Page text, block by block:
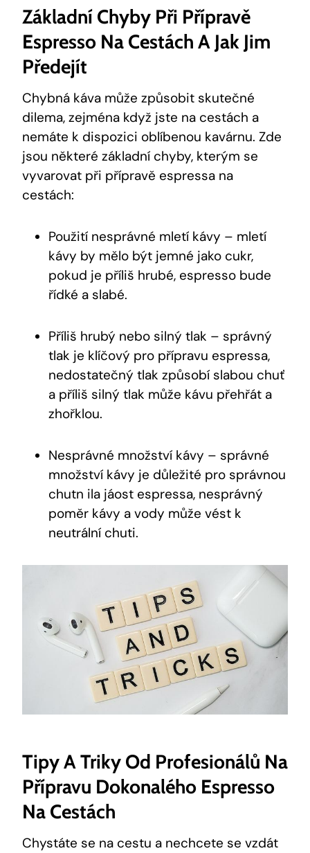
Základní Chyby Při Přípravě
Espresso Na Cestách A Jak Jim
Předejít
Chybná káva může způsobit skutečné
dilema, zejména když jste na cestách a
nemáte k dispozici oblíbenou kavárnu. Zde
jsou některé základní chyby, kterým se
vyvarovat při přípravě espressa na
cestách:
Použití nesprávné mletí kávy – mletí
kávy by mělo být jemné jako cukr,
pokud je příliš hrubé, espresso bude
řídké a slabé.
Příliš hrubý nebo silný tlak – správný
tlak je klíčový pro přípravu espressa,
nedostatečný tlak způsobí slabou chuť
a příliš silný tlak může kávu přehřát a
zhořklou.
Nesprávné množství kávy – správné
množství kávy je důležité pro správnou
chutn ila jáost espressa, nesprávný
poměr kávy a vody může vést k
neutrální chuti.
Tipy A Triky Od Profesionálů Na
Přípravu Dokonalého Espresso
Na Cestách
Chystáte se na cestu a nechcete se vzdát